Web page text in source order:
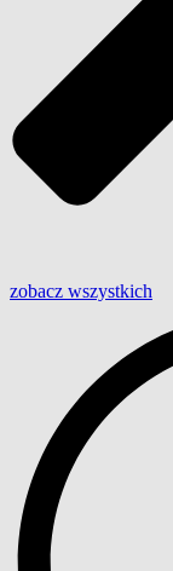
zobacz wszystkich